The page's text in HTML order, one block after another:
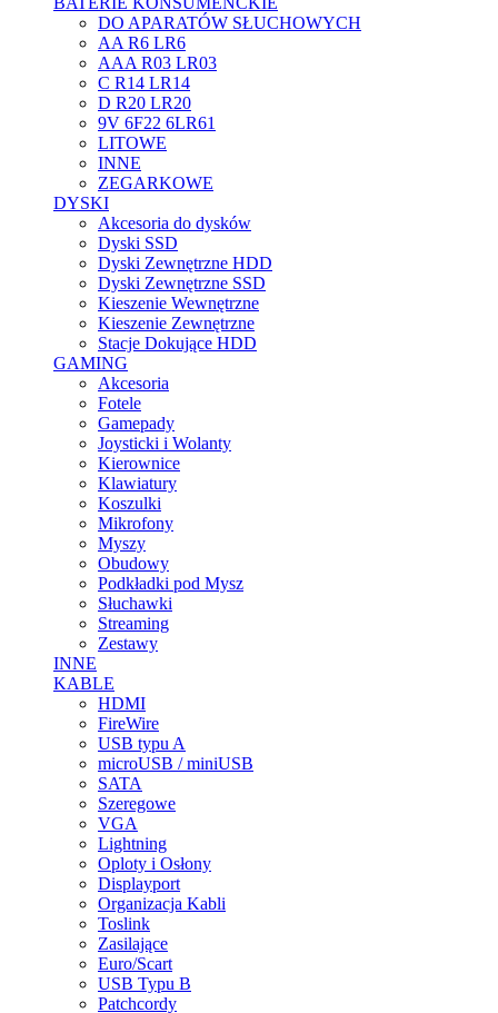
DO APARATÓW SŁUCHOWYCH
AA R6 LR6
AAA R03 LR03
C R14 LR14
D R20 LR20
9V 6F22 6LR61
LITOWE
INNE
ZEGARKOWE
DYSKI
Akcesoria do dysków
Dyski SSD
Dyski Zewnętrzne HDD
Dyski Zewnętrzne SSD
Kieszenie Wewnętrzne
Kieszenie Zewnętrzne
Stacje Dokujące HDD
GAMING
Akcesoria
Fotele
Gamepady
Joysticki i Wolanty
Kierownice
Klawiatury
Koszulki
Mikrofony
Myszy
Obudowy
Podkładki pod Mysz
Słuchawki
Streaming
Zestawy
INNE
KABLE
HDMI
FireWire
USB typu A
microUSB / miniUSB
SATA
Szeregowe
VGA
Lightning
Oploty i Osłony
Displayport
Organizacja Kabli
Toslink
Zasilające
Euro/Scart
USB Typu B
Patchcordy